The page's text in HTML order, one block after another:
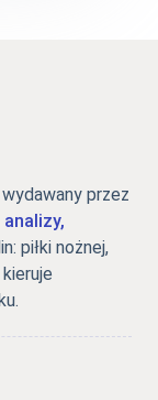
wydawany przez
analizy,
piłki nożnej,